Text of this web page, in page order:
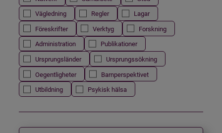
Vägledning
Regler
Lagar
Föreskrifter
Verktyg
Forskning
Administration
Publikationer
Ursprungsländer
Ursprungssökning
Oegentligheter
Barnperspektivet
Utbildning
Psykisk hälsa